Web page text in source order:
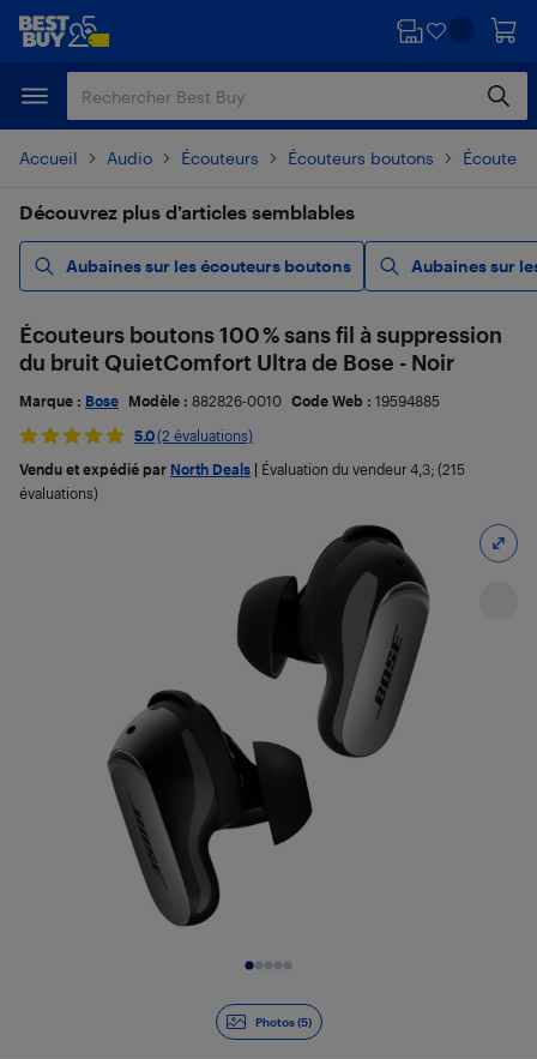
Passer
principal
Passer
Accueil Audio Écouteurs Écouteurs boutons
Découvrez plus d’articles semblables
Aubaines sur les écouteurs boutons Aubaines sur
Photos (5)
Écouteurs boutons 100 % sans fil à suppression
du bruit QuietComfort Ultra de Bose - Noir
Marque : Bose Modèle : 882826-0010 Code Web : 19594885
5.0(2 évaluations)
Vendu et expédié par North Deals Évaluation du vendeur 4,3; (215
évaluations)